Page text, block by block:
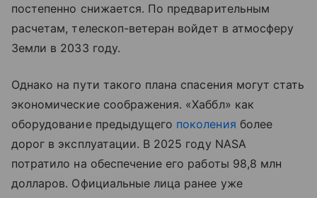
постепенно снижается. По предварительным
расчетам, телескоп-ветеран войдет в атмосферу
Земли в 2033 году.
Однако на пути такого плана спасения могут стать
экономические соображения. «Хаббл» как
оборудование предыдущего поколения более
дорог в эксплуатации. В 2025 году NASA
потратило на обеспечение его работы 98,8 млн
долларов. Официальные лица ранее уже